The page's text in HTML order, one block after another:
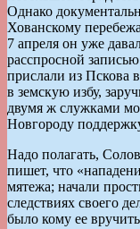
Однако
Хованскому
7 апреля он уже
расспросной
прислали из Пскова
в земскую избу,
двумя ж служками
Новгороду
Надо полагать,
пишет, что
мятежа; начали
следствиях своего
было кому ее